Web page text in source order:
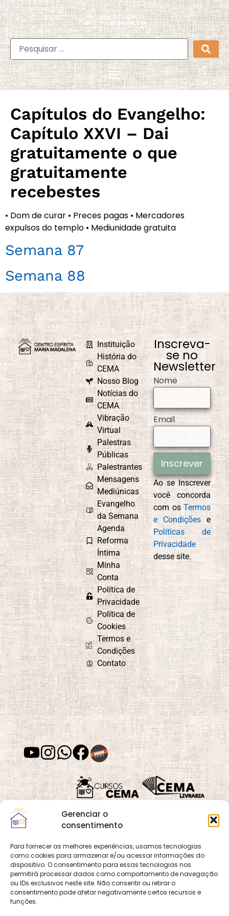
Gerenciar o
consentimento
Para fornecer as melhores experiências, usamos tecnologias
como cookies para armazenar e/ou acessar informações do
dispositivo. O consentimento para essas tecnologias nos
permitirá processar dados como comportamento de navegação
ou IDs exclusivos neste site. Não consentir ou retirar o
consentimento pode afetar negativamente certos recursos e
funções.
Capítulos do Evangelho:
Capítulo XXVI – Dai
gratuitamente o que
gratuitamente
recebestes
• Dom de curar • Preces pagas • Mercadores
expulsos do templo • Mediunidade gratuita
Semana 87
Semana 88
Instituição
História do
CEMA
Nosso Blog
Notícias do
CEMA
Vibração
Virtual
Palestras
Públicas
Palestrantes
Mensagens
Mediúnicas
Evangelho
da Semana
Agenda
Reforma
Íntima
Minha
Conta
Política de
Privacidade
Política de
Cookies
Termos e
Condições
Contato
Inscreva-
se no
Newsletter
Nome
Email
Inscrever
Ao se Inscrever
você concorda
com osTermos
e Condições e
Políticas de
Privacidade
desse site.
Quadra 02, Lote 16,
Vila Vicentina,
Planaltina, Brasília-
DF. CEP 73.320-140
CNPJ: 01.600.089/0001-
OCemaneté um site
que pertence e é gerido
pelo CEMA, assim